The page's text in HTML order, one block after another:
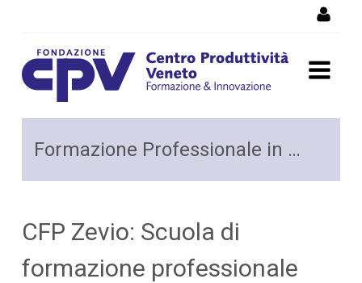
Formazione Professionale
in Meccanica - Zevio
Formazione Professionale in Meccanica (CFP di Zevio)
CFP Zevio: Scuola di
formazione professionale